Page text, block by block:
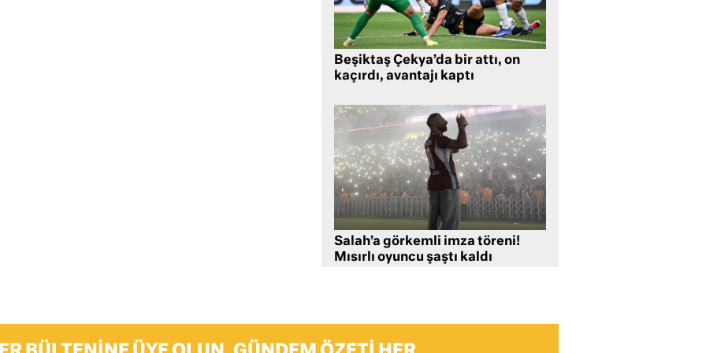
Beşiktaş Çekya’da bir attı, on
kaçırdı, avantajı kaptı
Salah’a görkemli imza töreni!
Mısırlı oyuncu şaştı kaldı